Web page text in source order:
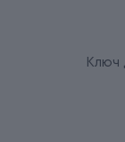
Ключ